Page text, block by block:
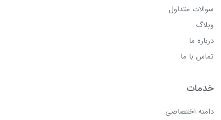
سوالات متداول
وبلاگ
درباره ما
تماس با ما
خدمات
دامنه اختصاصی